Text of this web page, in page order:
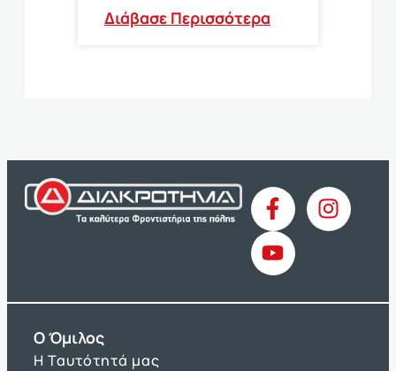
Διάβασε Περισσότερα
O Όμιλος
Η Ταυτότητά μας